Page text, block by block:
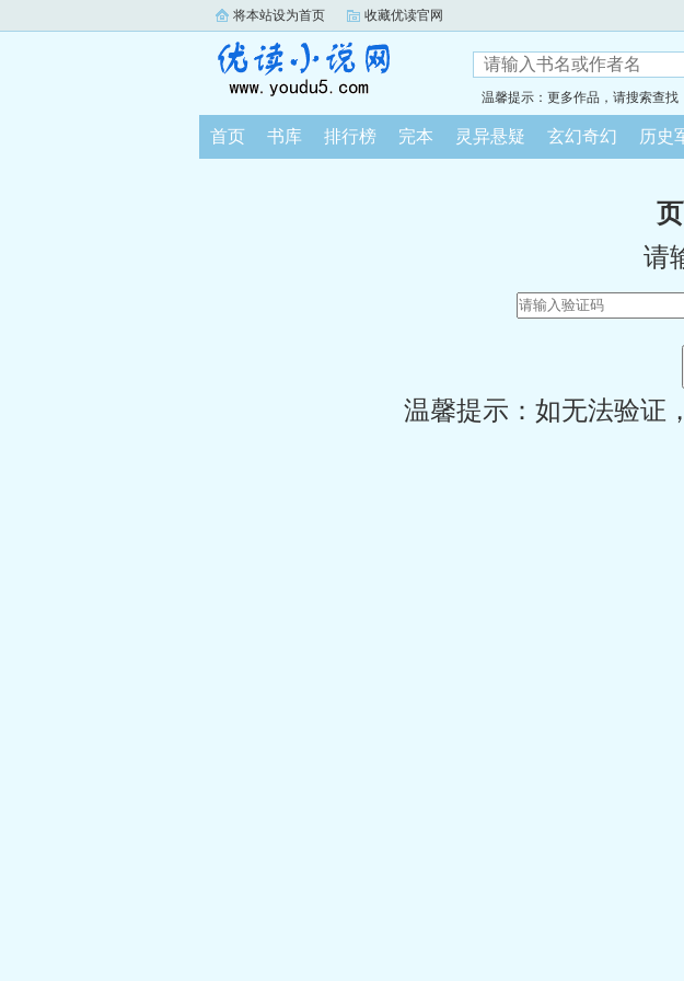
将本站设为首页 收藏优读官网
温馨提示：更多作品，请搜索查找
首页 书库 排行榜 完本 灵异悬疑 玄幻奇幻 历史
请
温馨提示：如无法验证